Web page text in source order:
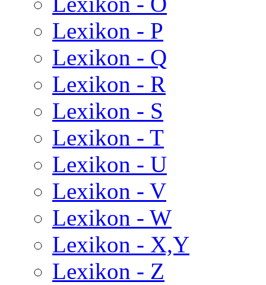
Lexikon - P
Lexikon - Q
Lexikon - R
Lexikon - S
Lexikon - T
Lexikon - U
Lexikon - V
Lexikon - W
Lexikon - X,Y
Lexikon - Z